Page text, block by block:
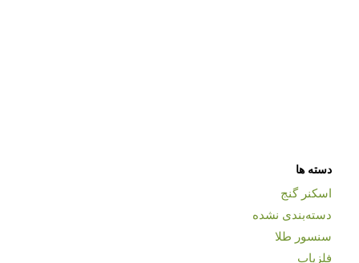
دسته ها
اسکنر گنج
دسته‌بندی نشده
سنسور طلا
فلزیاب